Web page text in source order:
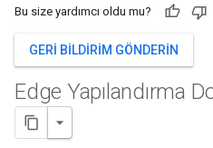
Bu size yardımcı oldu mu?
GERI BILDIRIM GÖNDERIN
Edge Yapılandırma